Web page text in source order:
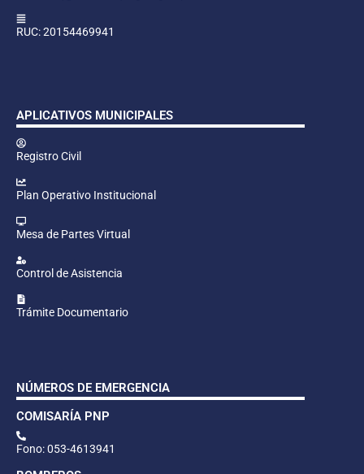
RUC: 20154469941
APLICATIVOS MUNICIPALES
Registro Civil
Plan Operativo Institucional
Mesa de Partes Virtual
Control de Asistencia
Trámite Documentario
NÚMEROS DE EMERGENCIA
COMISARÍA PNP
Fono: 053-4613941